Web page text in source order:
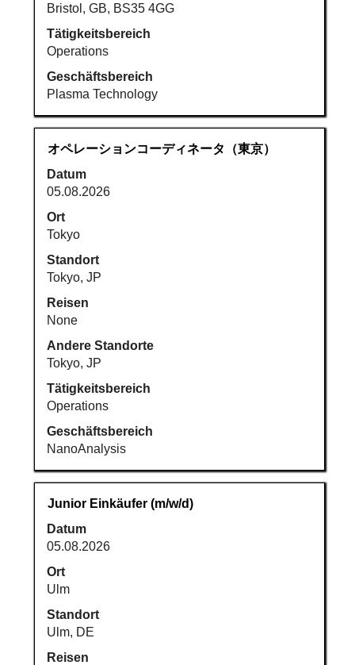
navigieren.
Bristol, GB, BS35 4GG
Tätigkeitsbereich
Operations
Geschäftsbereich
Plasma Technology
Stellenbezeichnung
オペレーションコーディネータ（東京）
Datum
05.08.2026
Ort
Tokyo
Standort
Tokyo, JP
Reisen
None
Andere Standorte
Tokyo, JP
Tätigkeitsbereich
Operations
Geschäftsbereich
NanoAnalysis
Drücken
Sie
die
Leertaste,
um
die
Stelleninformationen
vollständig
anzuzeigen.
Stellenbezeichnung
Junior Einkäufer (m/w/d)
Datum
05.08.2026
Ort
Ulm
Standort
Ulm, DE
Reisen
Drücken
Sie
die
Leertaste,
um
die
Stelleninformationen
vollständig
anzuzeigen.